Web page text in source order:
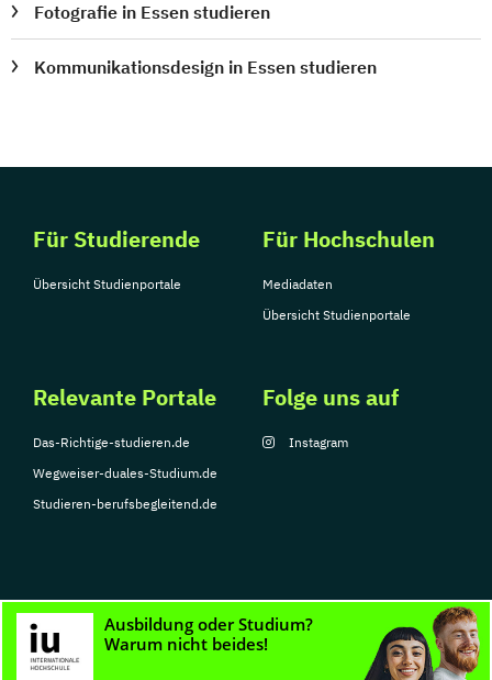
Fotografie in Essen studieren
Kommunikationsdesign in Essen studieren
Für Studierende
Übersicht Studienportale
Für Hochschulen
Mediadaten
Übersicht Studienportale
Relevante Portale
Das-Richtige-studieren.de
Wegweiser-duales-Studium.de
Studieren-berufsbegleitend.de
Folge uns auf
Instagram
© Copyright 2026, TarGroup Media GmbH